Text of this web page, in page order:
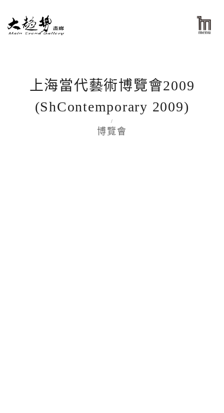
上海當代藝術博覽會2009
(ShContemporary 2009)
/
博覽會